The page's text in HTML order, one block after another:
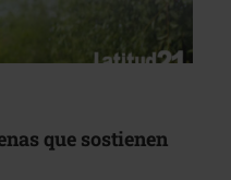
que sostienen